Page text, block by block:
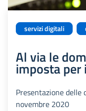
servizi digitali
Al via le
imposta
Presentazione delle
novembre 2020